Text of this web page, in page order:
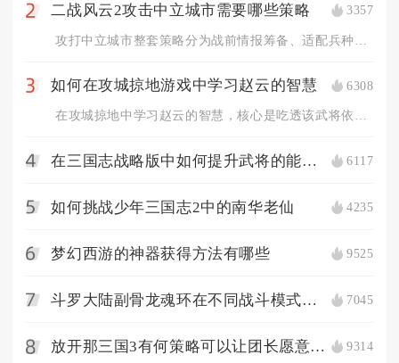
2 二战风云2攻击中立城市需要哪些策略 3357
3 如何在攻城掠地游戏中学习赵云的智慧 6308
在攻城掠地中学习赵云的智慧，核心是吃透该武将依托战法联动、地...
4 在三国志战略版中如何提升武将的能力值 6117
5 如何挑战少年三国志2中的南华老仙 4235
6 梦幻西游的神器获得方法有哪些 9525
7 斗罗大陆副骨龙魂环在不同战斗模式下的搭配策略是什么 7045
8 放开那三国3有何策略可以让团长愿意分庭抗礼 9314